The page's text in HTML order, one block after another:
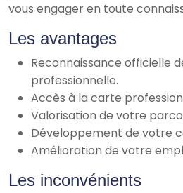
vous engager en toute
Les avantages
Reconnaissance officielle
professionnelle.
Accès à la carte
Valorisation de votre
Développement de votre
Amélioration de votre
Les inconvénients